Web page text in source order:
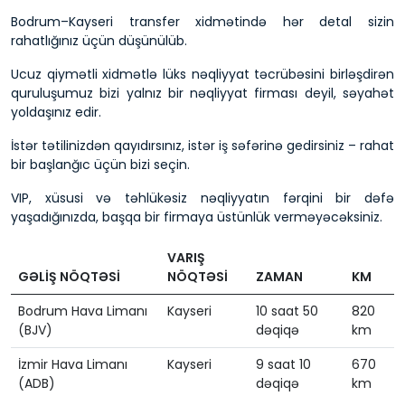
Bodrum–Kayseri transfer xidmətində hər detal sizin
rahatlığınız üçün düşünülüb.
Ucuz qiymətli xidmətlə lüks nəqliyyat təcrübəsini birləşdirən
quruluşumuz bizi yalnız bir nəqliyyat firması deyil, səyahət
yoldaşınız edir.
İstər tətilinizdən qayıdırsınız, istər iş səfərinə gedirsiniz – rahat
bir başlanğıc üçün bizi seçin.
VIP, xüsusi və təhlükəsiz nəqliyyatın fərqini bir dəfə
yaşadığınızda, başqa bir firmaya üstünlük verməyəcəksiniz.
GƏLİŞ NÖQTƏSİ
VARIŞ
NÖQTƏSİ
ZAMAN
KM
Bodrum Hava Limanı
(BJV)
Kayseri
10 saat 50
dəqiqə
820
km
İzmir Hava Limanı
(ADB)
Kayseri
9 saat 10
dəqiqə
670
km